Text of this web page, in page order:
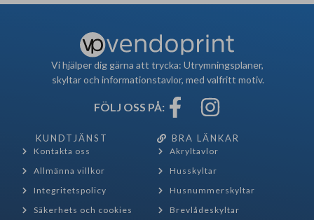
Vi hjälper dig gärna att trycka: Utrymningsplaner,
skyltar och informationstavlor, med valfritt motiv.
FÖLJ OSS PÅ:
KUNDTJÄNST
Kontakta oss
Allmänna villkor
Integritetspolicy
Säkerhets och cookies
BRA LÄNKAR
Akryltavlor
Husskyltar
Husnummerskyltar
Brevlådeskyltar